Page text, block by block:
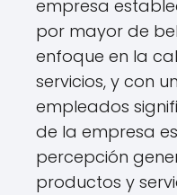
empresa
por mayor de
enfoque en la
servicios, y con
empleados
de la empresa
percepción
productos y